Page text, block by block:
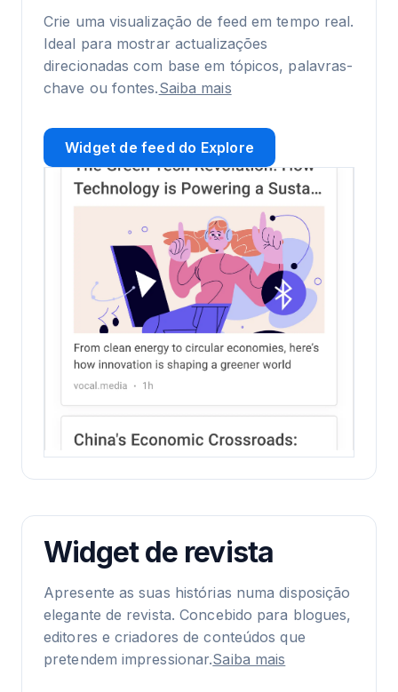
Crie uma visualização de feed em tempo real.
Ideal para mostrar actualizações
direcionadas com base em tópicos, palavras-
chave ou fontes.Saiba mais
Widget de feed do Explore
Widget de revista
Apresente as suas histórias numa disposição
elegante de revista. Concebido para blogues,
editores e criadores de conteúdos que
pretendem impressionar.Saiba mais